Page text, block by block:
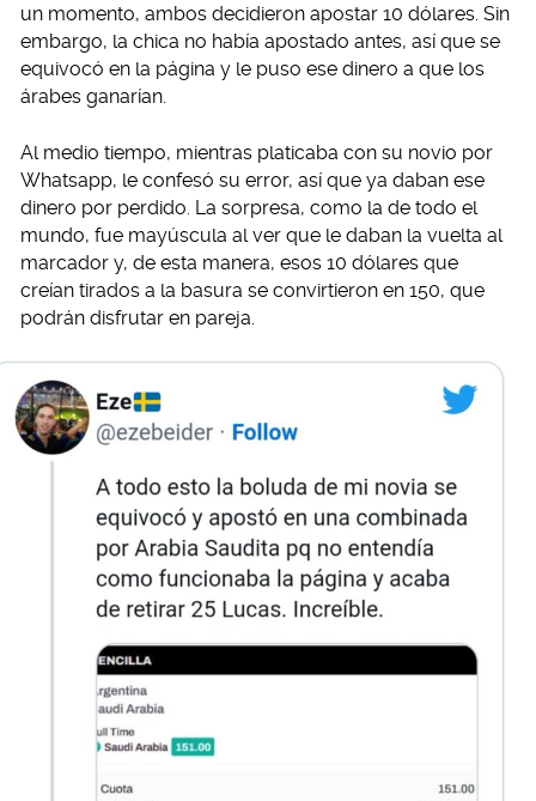
un momento, ambos decidieron apostar 10 dólares. Sin
embargo, la chica no había apostado antes, así que se
equivocó en la página y le puso ese dinero a que los
árabes ganarían.
Al medio tiempo, mientras platicaba con su novio por
Whatsapp, le confesó su error, así que ya daban ese
dinero por perdido. La sorpresa, como la de todo el
mundo, fue mayúscula al ver que le daban la vuelta al
marcador y, de esta manera, esos 10 dólares que
creían tirados a la basura se convirtieron en 150, que
podrán disfrutar en pareja.